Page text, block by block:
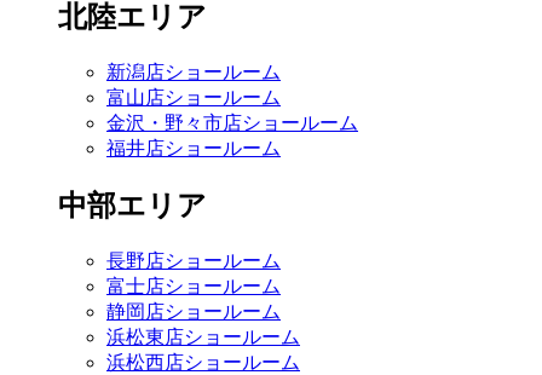
北陸エリア
新潟店ショールーム
富山店ショールーム
金沢・野々市店ショールーム
福井店ショールーム
中部エリア
長野店ショールーム
富士店ショールーム
静岡店ショールーム
浜松東店ショールーム
浜松西店ショールーム